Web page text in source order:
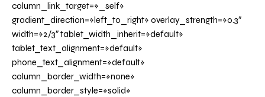
column_link_target=»_self»
gradient_direction=»left_to_right» overlay_strength=»0.3″
width=»2/3″ tablet_width_inherit=»default»
tablet_text_alignment=»default»
phone_text_alignment=»default»
column_border_width=»none»
column_border_style=»solid»